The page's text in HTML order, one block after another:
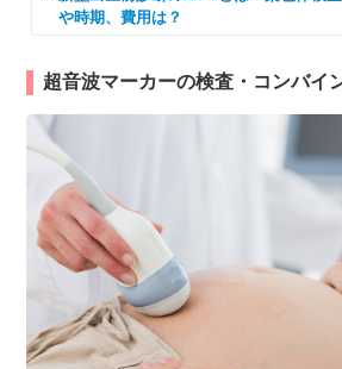
や時期、費用は？
超音波マーカーの検査・コンバイ